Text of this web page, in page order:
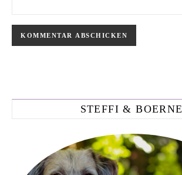
STEFFI & BOERNE